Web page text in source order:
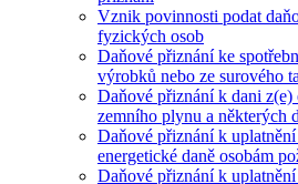
Vznik povinnosti podat
fyzických osob
Daňové přiznání ke
výrobků nebo ze surového
Daňové přiznání k dani
zemního plynu a některých
Daňové přiznání k
energetické daně osobám
Daňové přiznání k